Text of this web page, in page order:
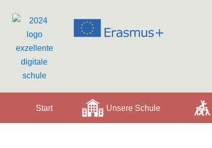
Start Unsere Schule